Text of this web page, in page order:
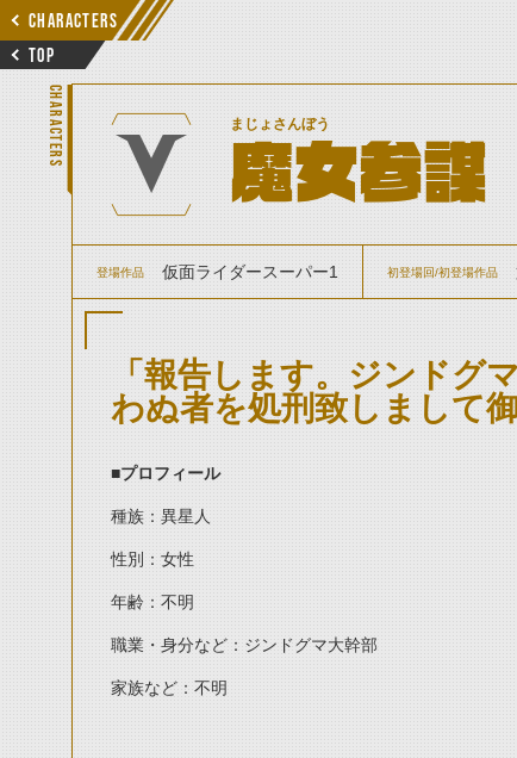
CHARACTERS
TOP
CHARACTERS まじょさんぼう
魔女参謀
登場作品 仮面ライダースーパー1 初登場回/初登場作品
「報告します。ジンドグ
わぬ者を処刑致しまして
■プロフィール
種族：異星人
性別：女性
年齢：不明
職業・身分など：ジンドグマ大幹部
家族など：不明